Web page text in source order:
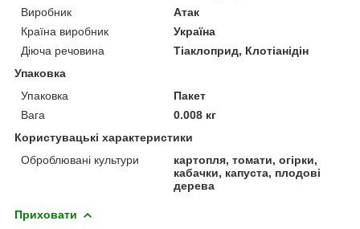
Виробник
Атак
Країна виробник
Україна
Діюча речовина
Тіаклоприд, Клотіанідін
Упаковка
Упаковка
Пакет
Вага
0.008 кг
Користувацькі характеристики
Оброблювані культури
картопля, томати, огірки,
кабачки, капуста, плодові
дерева
Приховати